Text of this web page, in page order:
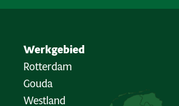
Werkgebied
Rotterdam
Gouda
Westland